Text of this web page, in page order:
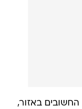
החשובים באזור,